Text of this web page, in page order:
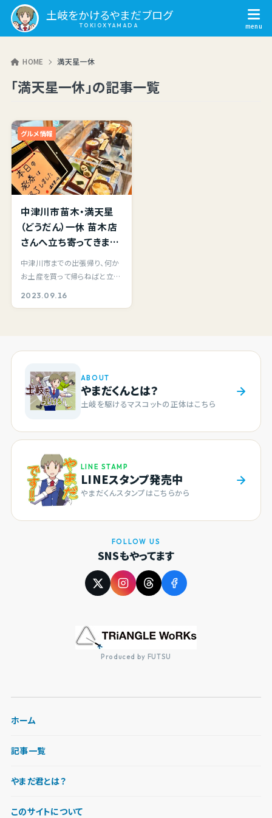
土岐をかけるやまだブログ
HOME 満天星一休
「満天星一休」の記事一覧
中津川市苗木・満天星
（どうだん）一休 苗木店
さんへ立ち寄ってきまし
た。
中津川市までの出張帰り、何か
お土産を買って帰らねばと立ち
2023.09.16
グルメ情報
ABOUT
やまだくんとは？
土岐を駆けるマスコットの正体はこちら
LINE STAMP
LINEスタンプ発売中
やまだくんスタンプはこちらから
FOLLOW US
SNSもやってます
Produced by FUTSU
ホーム
記事一覧
やまだ君とは？
このサイトについて